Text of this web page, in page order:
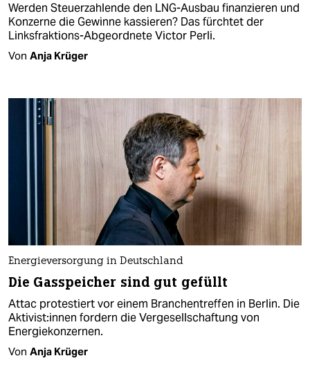
Werden Steuerzahlende den LNG-Ausbau finanzieren und
Konzerne die Gewinne kassieren? Das fürchtet der
Linksfraktions-Abgeordnete Victor Perli.
Von Anja Krüger
Energieversorgung in Deutschland
Die Gasspeicher sind gut gefüllt
Attac protestiert vor einem Branchentreffen in Berlin. Die
Ak­ti­vis­t:in­nen fordern die Vergesellschaftung von
Energiekonzernen.
Von Anja Krüger